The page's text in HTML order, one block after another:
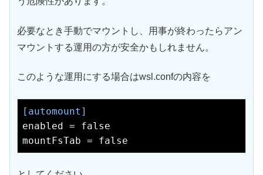
必要なとき手動でマウントし、用事が終わったらアン
マウントする運用の方が安全かもしれません。
このような運用にする場合はwsl.confの内容を
[automount]
enabled = false
mountFsTab = false